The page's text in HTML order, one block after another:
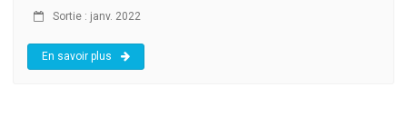
Sortie : janv. 2022
En savoir plus